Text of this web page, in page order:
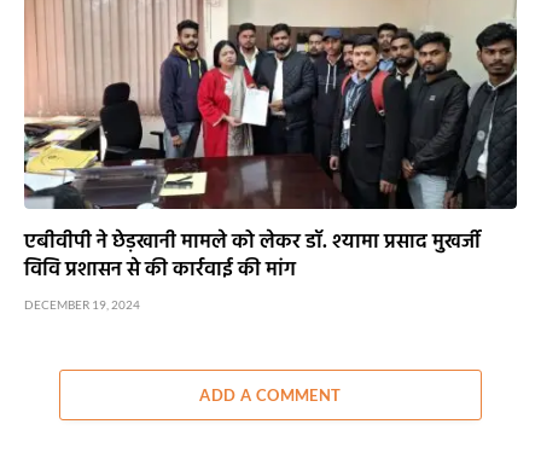
एबीवीपी ने छेड़खानी मामले को लेकर डॉ. श्यामा प्रसाद मुखर्जी
विवि प्रशासन से की कार्रवाई की मांग
DECEMBER 19, 2024
ADD A COMMENT